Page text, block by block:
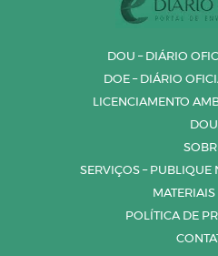
DOU – DIÁRIO
DOE – DIÁRIO
LICENCIAMENTO
DOU
SERVIÇOS – PUBLIQUE
POLÍTICA DE